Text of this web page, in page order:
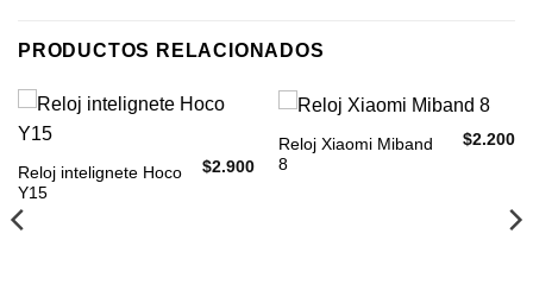
PRODUCTOS RELACIONADOS
Reloj intelignete Hoco
Y15
$2.900
Reloj Xiaomi Miband
8
$2.200